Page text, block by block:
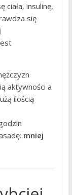
ciała, insulinę,
się
aktywności a
ilością
mniej